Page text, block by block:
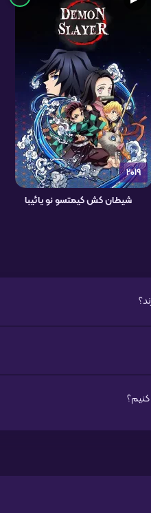
2019
شیطان کش کیمتسو نو یائیبا
کنیم؟